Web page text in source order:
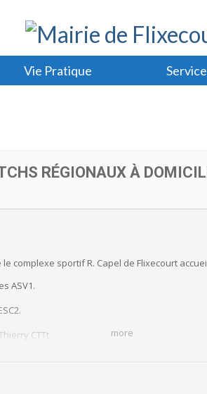
Vie Pratique
RÉGIONAUX À
more
le complexe sportif R. Capel de Flixecourt
ASV1.
CTTt